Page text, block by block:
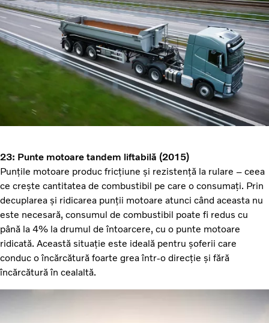
23: Punte motoare tandem liftabilă (2015)
Punțile motoare produc fricțiune și rezistență la rulare – ceea
ce crește cantitatea de combustibil pe care o consumați. Prin
decuplarea și ridicarea punții motoare atunci când aceasta nu
este necesară, consumul de combustibil poate fi redus cu
până la 4% la drumul de întoarcere, cu o punte motoare
ridicată. Această situație este ideală pentru șoferii care
conduc o încărcătură foarte grea într-o direcție și fără
încărcătură în cealaltă.